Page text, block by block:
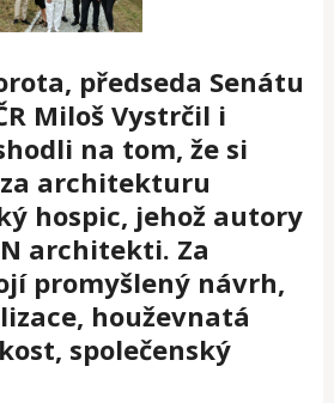
předseda Senátu
Miloš Vystrčil i
na tom, že si
architekturu
hospic, jehož autory
architekti. Za
promyšlený návrh,
, houževnatá
společenský